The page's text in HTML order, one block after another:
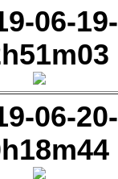
06-19-
06-20-